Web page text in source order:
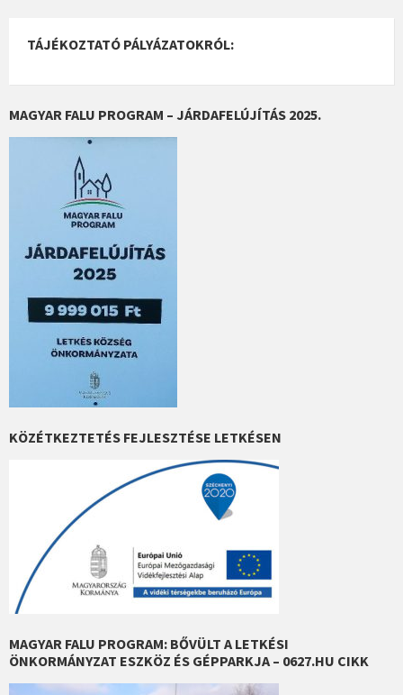
TÁJÉKOZTATÓ PÁLYÁZATOKRÓL:
MAGYAR FALU PROGRAM – JÁRDAFELÚJÍTÁS 2025.
KÖZÉTKEZTETÉS FEJLESZTÉSE LETKÉSEN
MAGYAR FALU PROGRAM: BŐVÜLT A LETKÉSI
ÖNKORMÁNYZAT ESZKÖZ ÉS GÉPPARKJA – 0627.HU CIKK